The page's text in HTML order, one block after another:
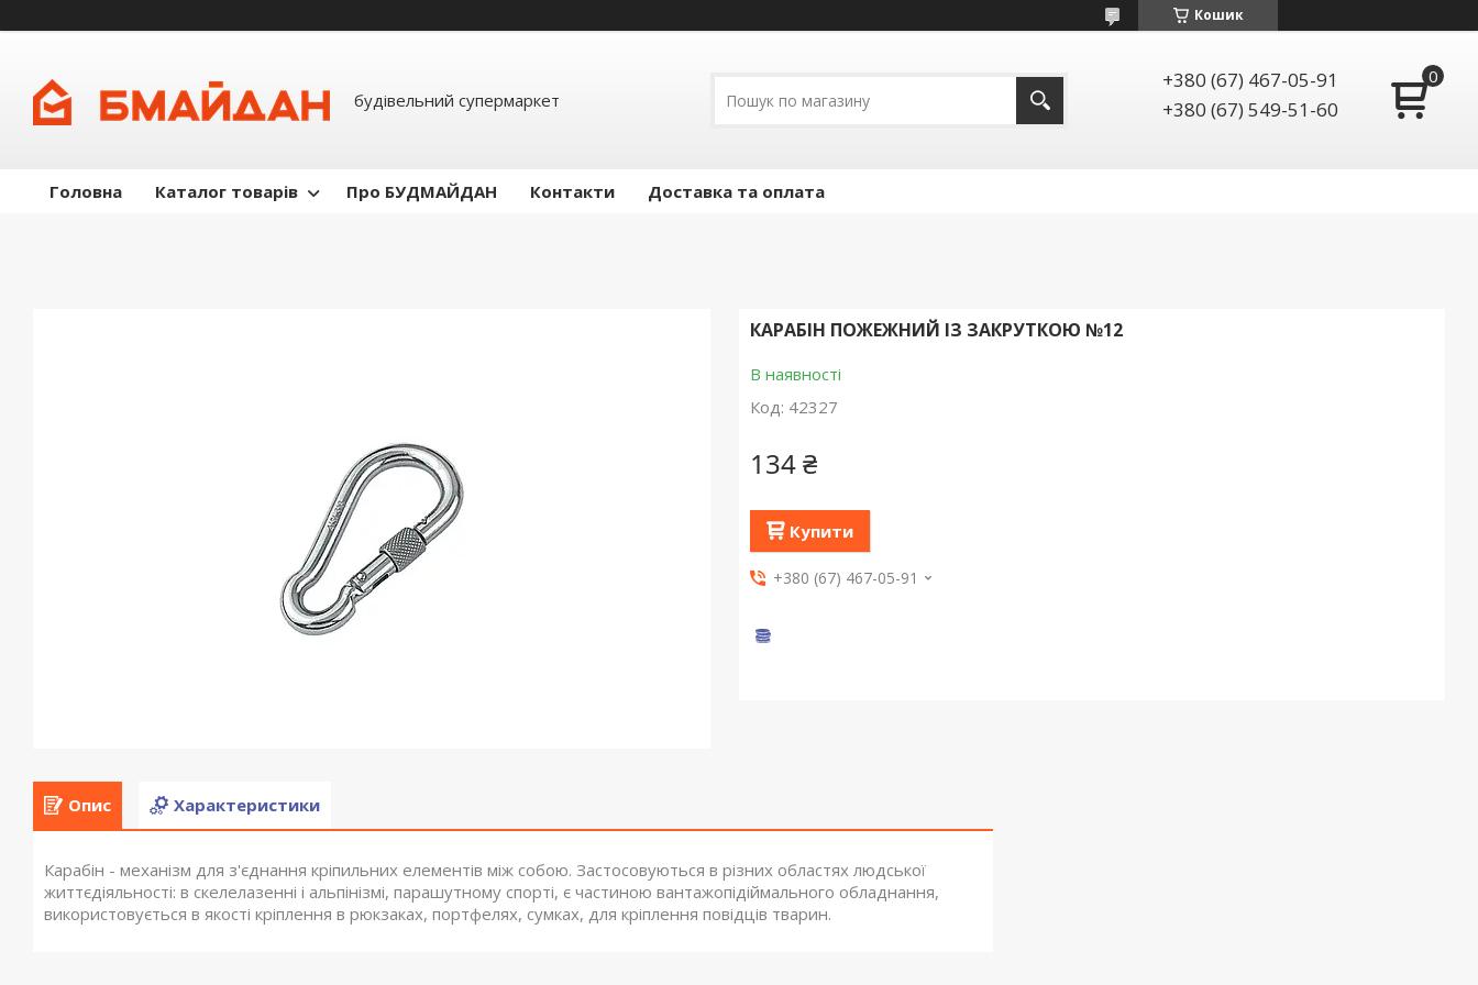
Кошик
будівельний супермаркет
+380 (67) 467-05-91
+380 (67) 549-51-60
Головна Каталог товарів Про БУДМАЙДАН Контакти Доставка та оплата
КАРАБІН ПОЖЕЖНИЙ ІЗ ЗАКРУТКОЮ №12
В наявності
Код: 42327
134 ₴
Купити
+380 (67) 467-05-91
Опис Характеристики
Карабін - механізм для з'єднання кріпильних елементів між собою. Застосовуються в різних областях людської
життєдіяльності: в скелелазенні і альпінізмі, парашутному спорті, є частиною вантажопідіймального обладнання,
використовується в якості кріплення в рюкзаках, портфелях, сумках, для кріплення повідців тварин.